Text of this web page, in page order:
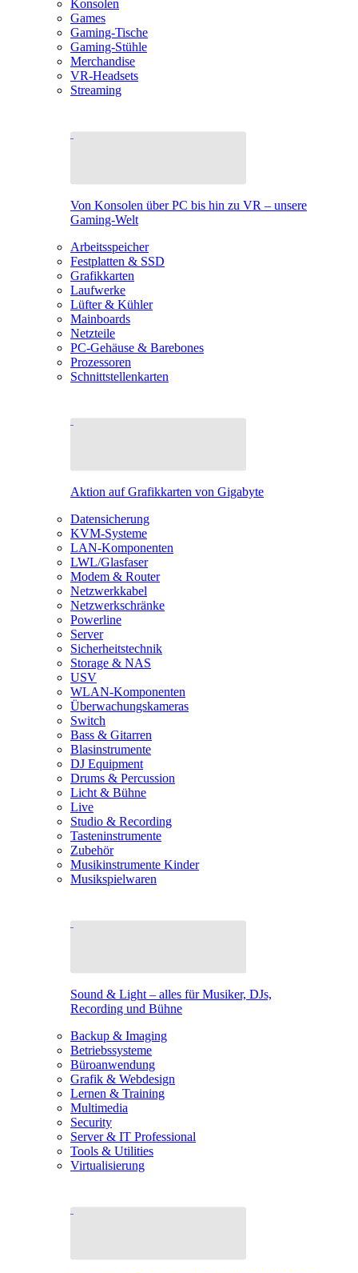
Konsolen
Games
Gaming-Tische
Gaming-Stühle
Merchandise
VR-Headsets
Streaming
Von Konsolen über PC bis hin zu VR – unsere
Gaming-Welt
Arbeitsspeicher
Festplatten & SSD
Grafikkarten
Laufwerke
Lüfter & Kühler
Mainboards
Netzteile
PC-Gehäuse & Barebones
Prozessoren
Schnittstellenkarten
Aktion auf Grafikkarten von Gigabyte
Datensicherung
KVM-Systeme
LAN-Komponenten
LWL/Glasfaser
Modem & Router
Netzwerkkabel
Netzwerkschränke
Powerline
Server
Sicherheitstechnik
Storage & NAS
USV
WLAN-Komponenten
Überwachungskameras
Switch
Bass & Gitarren
Blasinstrumente
DJ Equipment
Drums & Percussion
Licht & Bühne
Live
Studio & Recording
Tasteninstrumente
Zubehör
Musikinstrumente Kinder
Musikspielwaren
Sound & Light – alles für Musiker, DJs,
Recording und Bühne
Backup & Imaging
Betriebssysteme
Büroanwendung
Grafik & Webdesign
Lernen & Training
Multimedia
Security
Server & IT Professional
Tools & Utilities
Virtualisierung